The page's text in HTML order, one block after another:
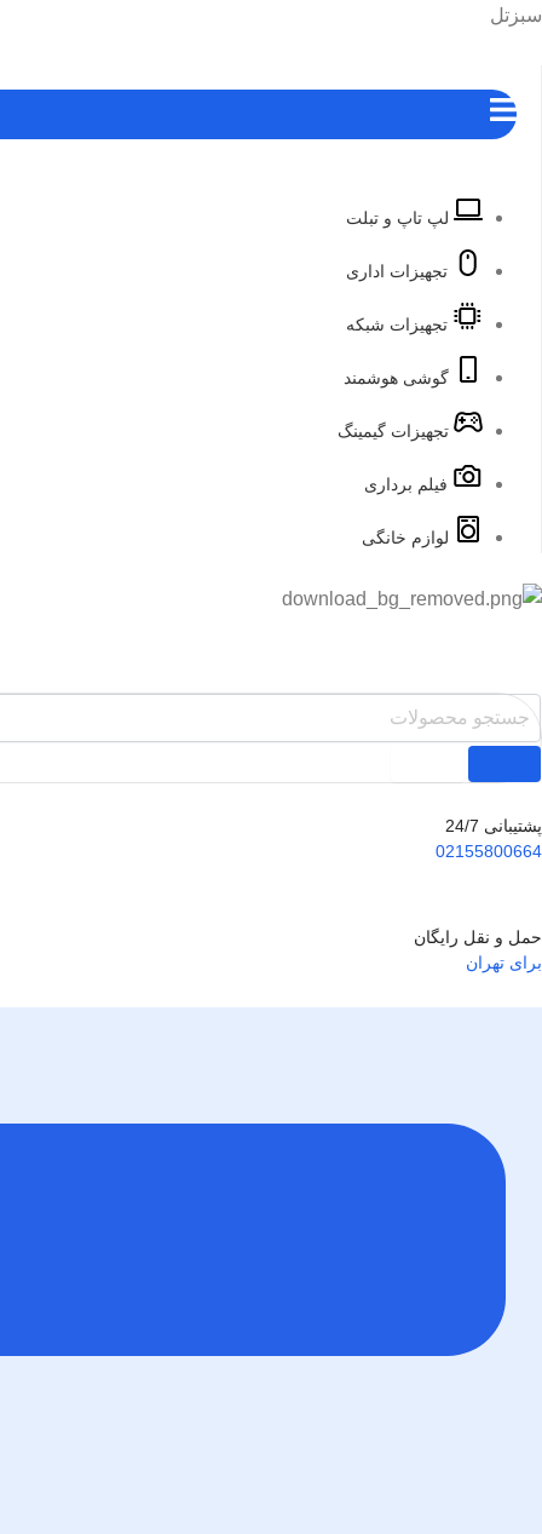
پرش
سبزتل
لپ تاپ و تبلت
تجهیزات اداری
تجهیزات شبکه
گوشی هوشمند
تجهیزات گیمینگ
فیلم برداری
لوازم خانگی
پشتیبانی 24/7
02155800664
حمل و نقل رایگان
برای تهران
فهرست